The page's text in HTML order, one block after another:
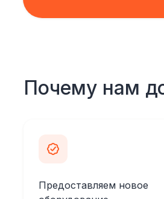
Почему нам
Предоставляем новое